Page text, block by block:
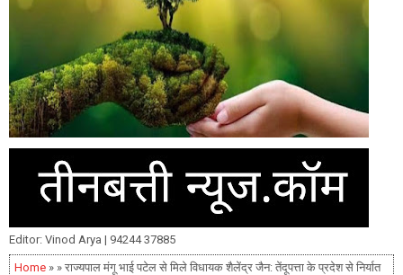
Editor: Vinod Arya | 94244 37885
Home » » राज्यपाल मंगू भाई पटेल से मिले विधायक शैलेंद्र जैन: तेंदूपत्ता के प्रदेश से निर्यात